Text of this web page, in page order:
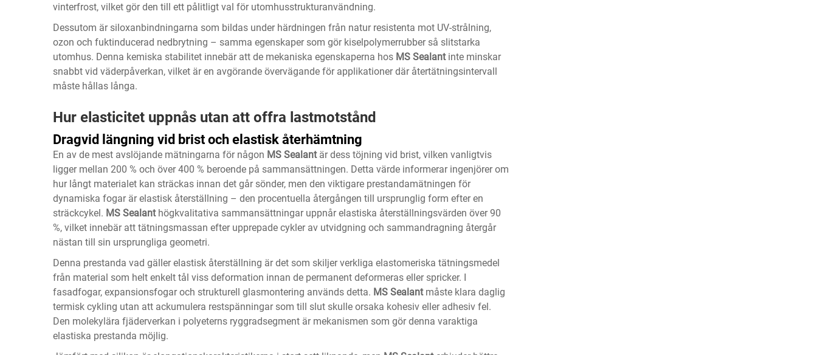
vinterfrost, vilket gör den till ett pålitligt val för utomhusstrukturanvändning.
Dessutom är siloxanbindningarna som bildas under härdningen från natur resistenta mot UV-strålning,
ozon och fuktinducerad nedbrytning – samma egenskaper som gör kiselpolymerrubber så slitstarka
utomhus. Denna kemiska stabilitet innebär att de mekaniska egenskaperna hos MS Sealant inte minskar
snabbt vid väderpåverkan, vilket är en avgörande övervägande för applikationer där återtätningsintervall
måste hållas långa.
Hur elasticitet uppnås utan att offra lastmotstånd
Dragvid längning vid brist och elastisk återhämtning
En av de mest avslöjande mätningarna för någon MS Sealant är dess töjning vid brist, vilken vanligtvis
ligger mellan 200 % och över 400 % beroende på sammansättningen. Detta värde informerar ingenjörer om
hur långt materialet kan sträckas innan det går sönder, men den viktigare prestandamätningen för
dynamiska fogar är elastisk återställning – den procentuella återgången till ursprunglig form efter en
sträckcykel. MS Sealant högkvalitativa sammansättningar uppnår elastiska återställningsvärden över 90
%, vilket innebär att tätningsmassan efter upprepade cykler av utvidgning och sammandragning återgår
nästan till sin ursprungliga geometri.
Denna prestanda vad gäller elastisk återställning är det som skiljer verkliga elastomeriska tätningsmedel
från material som helt enkelt tål viss deformation innan de permanent deformeras eller spricker. I
fasadfogar, expansionsfogar och strukturell glasmontering används detta. MS Sealant måste klara daglig
termisk cykling utan att ackumulera restspänningar som till slut skulle orsaka kohesiv eller adhesiv fel.
Den molekylära fjäderverkan i polyeterns ryggradsegment är mekanismen som gör denna varaktiga
elastiska prestanda möjlig.